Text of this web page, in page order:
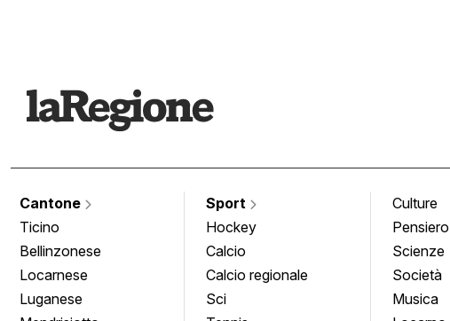
Cantone
Ticino
Bellinzonese
Locarnese
Luganese
Sport
Hockey
Calcio
Calcio regionale
Sci
Culture
Pensiero
Scienze
Società
Musica